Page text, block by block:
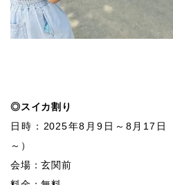
◎スイカ割り
日時：2025年8月9日～8月17
～）
会場：玄関前